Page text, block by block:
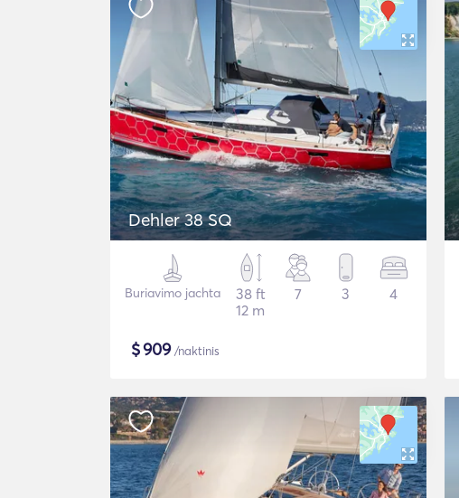
Dehler 38 SQ
Buriavimo jachta
38 ft
12 m
7 3 4
$909/naktinis